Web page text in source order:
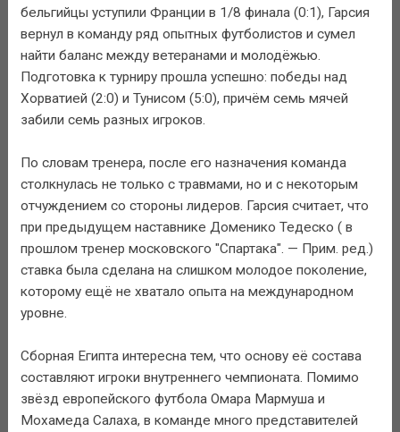
бельгийцы уступили Франции в 1/8 финала (0:1), Гарсия
вернул в команду ряд опытных футболистов и сумел
найти баланс между ветеранами и молодёжью.
Подготовка к турниру прошла успешно: победы над
Хорватией (2:0) и Тунисом (5:0), причём семь мячей
забили семь разных игроков.
По словам тренера, после его назначения команда
столкнулась не только с травмами, но и с некоторым
отчуждением со стороны лидеров. Гарсия считает, что
при предыдущем наставнике Доменико Тедеско ( в
прошлом тренер московского "Спартака". — Прим. ред.)
ставка была сделана на слишком молодое поколение,
которому ещё не хватало опыта на международном
уровне.
Сборная Египта интересна тем, что основу её состава
составляют игроки внутреннего чемпионата. Помимо
звёзд европейского футбола Омара Мармуша и
Мохамеда Салаха, в команде много представителей